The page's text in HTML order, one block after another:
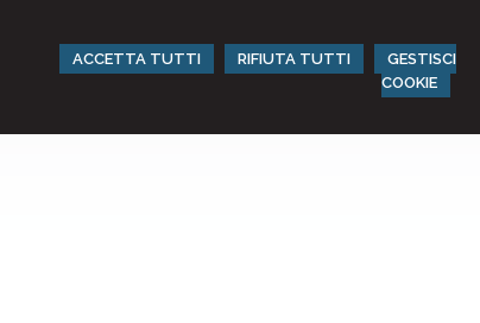
ACCETTA TUTTI RIFIUTA TUTTI
GESTISCI
COOKIE